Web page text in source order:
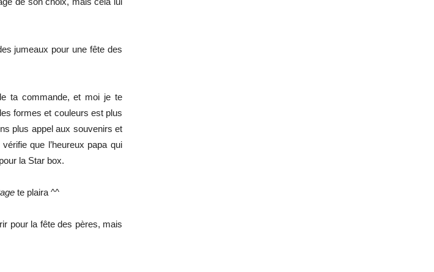
jumeaux pour une fête des
ta commande, et moi je te
formes et couleurs est plus
plus appel aux souvenirs et
que l’heureux papa qui
la Star box.
te plaira ^^
pour la fête des pères, mais